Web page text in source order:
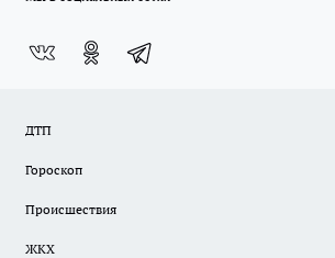
ДТП
Гороскоп
Происшествия
ЖКХ